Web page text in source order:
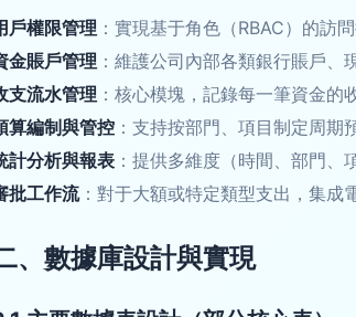
戶權限管理 ：實現基于角色（RBAC）的訪
金賬戶管理 ：維護公司內部各類銀行賬戶、
支流水管理 ：核心模塊，記錄每一筆資金
算編制與管控 ：支持按部門、項目制定周期
計分析與報表 ：提供多維度（時間、部門、
批工作流：對于大額或特定類型支出，集成
、數據庫設計與實現